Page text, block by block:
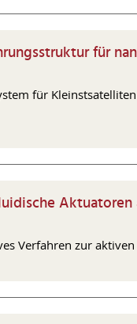
für
für
Aktuatoren
Verfahren zur